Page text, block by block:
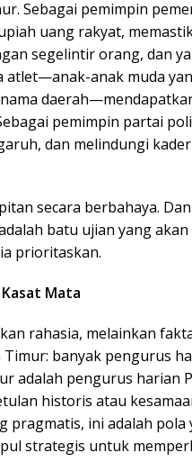
Sebagai pemimpin
uang rakyat,
segelintir orang, dan
atlet—anak-anak muda
pemimpin partai
dan melindungi
secara berbahaya.
batu ujian yang
prioritaskan.
Mata
rahasia, melainkan
banyak pengurus
adalah pengurus harian
historis atau
pragmatis, ini adalah pola
strategis untuk